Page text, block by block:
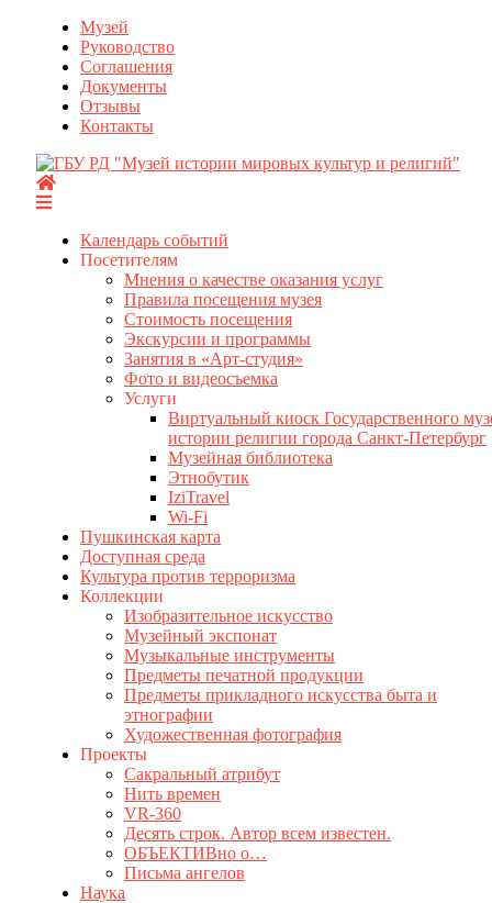
Перейти
содержимому
Музей
Руководство
Соглашения
Документы
Отзывы
Контакты
Календарь событий
Посетителям
Мнения о качестве оказания услуг
Правила посещения музея
Стоимость посещения
Экскурсии и программы
Занятия в «Арт-студия»
Фото и видеосъемка
Услуги
Виртуальный киоск Государственного
истории религии города Санкт-Петербург
Музейная библиотека
Этнобутик
IziTravel
Wi-Fi
Пушкинская карта
Доступная среда
Культура против терроризма
Коллекции
Изобразительное искусство
Музейный экспонат
Музыкальные инструменты
Предметы печатной продукции
Предметы прикладного искусства быта и
этнографии
Художественная фотография
Проекты
Сакральный атрибут
Нить времен
VR-360
Десять строк. Автор всем известен.
ОБЪЕКТИВно о…
Письма ангелов
Наука